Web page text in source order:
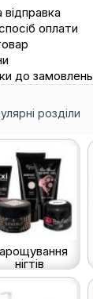
оплати
до замовлень
розділи
нігтів